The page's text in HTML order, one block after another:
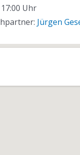
Uhr
Jürgen